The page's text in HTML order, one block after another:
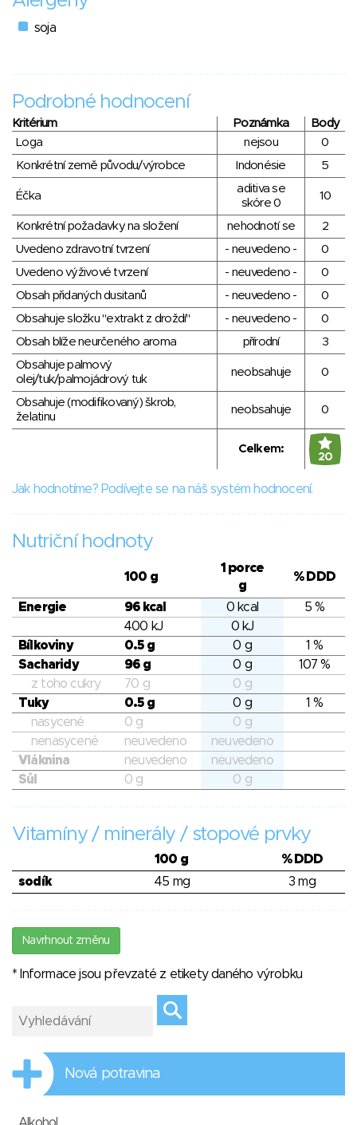
soja
Podrobné hodnocení
Kritérium Poznámka
Body
Loga
nejsou
0
Konkrétní země původu/výrobce
Indonésie 5
Éčka
aditiva se
skóre 0
10
Konkrétní požadavky na složení nehodnotí se
2
Uvedeno zdravotní tvrzení
- neuvedeno -
0
Uvedeno výživové tvrzení
- neuvedeno -
0
Obsah přidaných dusitanů
- neuvedeno -
0
Obsahuje složku "extrakt z droždí"
- neuvedeno -
0
Obsah blíže neurčeného aroma
přírodní
3
Obsahuje palmový
olej/tuk/palmojádrový tuk
neobsahuje 0
Obsahuje (modifikovaný) škrob,
želatinu
neobsahuje 0
Celkem:
20
Jak hodnotíme? Podívejte se na náš systém hodnocení.
Nutriční hodnoty
100 g
1 porce
g
% DDD
Energie 96 kcal 0 kcal
5 %
400 kJ
0 kJ
Bílkoviny
0.5 g 0 g
1 %
Sacharidy
96 g 0 g
107 %
z toho cukry
70 g
0 g
Tuky
0.5 g 0 g
1 %
nasycené
0 g
0 g
nenasycené
neuvedeno
neuvedeno
Vláknina
neuvedeno
neuvedeno
Sůl
0 g 0 g
Vitamíny / minerály / stopové prvky
100 g
% DDD
sodík
45 mg 3 mg
Navrhnout změnu
* Informace jsou převzaté z etikety daného výrobku
Nová potravina
Alkohol